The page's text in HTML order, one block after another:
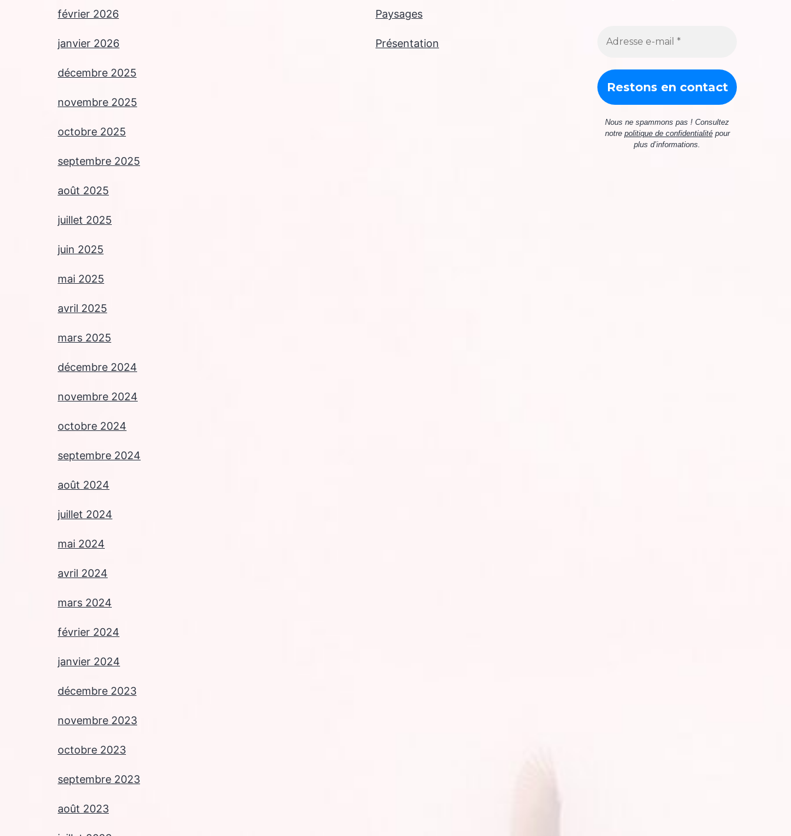
février 2026
janvier 2026
décembre 2025
novembre 2025
octobre 2025
septembre 2025
août 2025
juillet 2025
juin 2025
mai 2025
avril 2025
mars 2025
décembre 2024
novembre 2024
octobre 2024
septembre 2024
août 2024
juillet 2024
mai 2024
avril 2024
mars 2024
février 2024
janvier 2024
décembre 2023
novembre 2023
octobre 2023
septembre 2023
août 2023
Paysages
Présentation
Nous ne spammons pas ! Consultez
notre politique de confidentialitépour
plus d’informations.